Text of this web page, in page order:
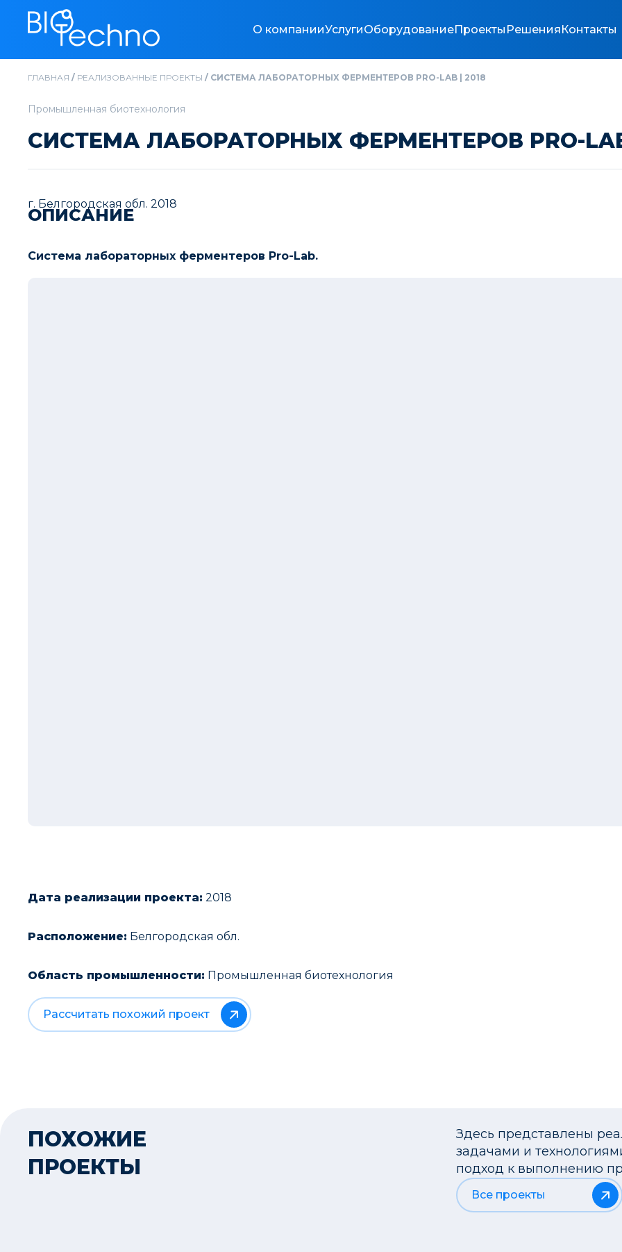
О компанииУслугиОборудованиеПроекты РешенияКонтакты
ГЛАВНАЯ / РЕАЛИЗОВАННЫЕ ПРОЕКТЫ / СИСТЕМА ЛАБОРАТОРНЫХ ФЕРМЕНТЕРОВ PRO-LAB | 2018
Промышленная биотехнология
СИСТЕМА ЛАБОРАТОРНЫХ ФЕРМЕНТЕРОВ PRO-
г. Белгородская обл. 2018
ОПИСАНИЕ
Система лабораторных ферментеров Pro-Lab.
Дата реализации проекта: 2018
Расположение: Белгородская обл.
Область промышленности: Промышленная биотехнология
Рассчитать похожий проект
ПОХОЖИЕ
ПРОЕКТЫ
Здесь представлены
задачами и
подход к выполнению
Все проекты